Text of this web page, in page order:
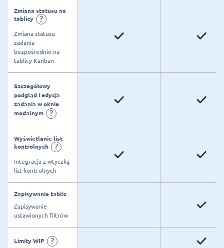
Zmiana statusu na
tablicy
?
Zmiana statusu
zadania
bezpośrednio na
tablicy Kanban
Szczegółowy
podgląd i edycja
zadania w oknie
modalnym
?
Wyświetlanie list
kontrolnych
?
Integracja z wtyczką
list kontrolnych
Zapisywanie tablic
Zapisywanie
ustawionych filtrów
Limity WIP ?